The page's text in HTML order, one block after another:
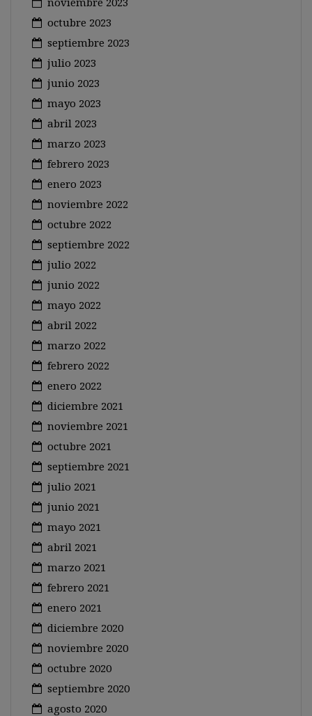
octubre 2023
septiembre 2023
julio 2023
junio 2023
mayo 2023
abril 2023
marzo 2023
febrero 2023
enero 2023
noviembre 2022
octubre 2022
septiembre 2022
julio 2022
junio 2022
mayo 2022
abril 2022
marzo 2022
febrero 2022
enero 2022
diciembre 2021
noviembre 2021
octubre 2021
septiembre 2021
julio 2021
junio 2021
mayo 2021
abril 2021
marzo 2021
febrero 2021
enero 2021
diciembre 2020
noviembre 2020
octubre 2020
septiembre 2020
agosto 2020